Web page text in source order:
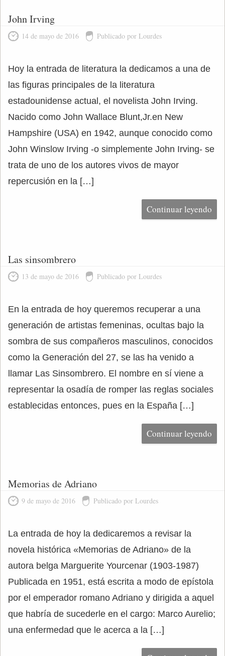
John Irving
14 de mayo de 2016 Publicado por Lourdes
Hoy la entrada de literatura la dedicamos a una de
las figuras principales de la literatura
estadounidense actual, el novelista John Irving.
Nacido como John Wallace Blunt,Jr.en New
Hampshire (USA) en 1942, aunque conocido como
John Winslow Irving -o simplemente John Irving- se
trata de uno de los autores vivos de mayor
repercusión en la […]
Continuar leyendo
Las sinsombrero
13 de mayo de 2016 Publicado por Lourdes
En la entrada de hoy queremos recuperar a una
generación de artistas femeninas, ocultas bajo la
sombra de sus compañeros masculinos, conocidos
como la Generación del 27, se las ha venido a
llamar Las Sinsombrero. El nombre en sí viene a
representar la osadía de romper las reglas sociales
establecidas entonces, pues en la España […]
Continuar leyendo
Memorias de Adriano
9 de mayo de 2016 Publicado por Lourdes
La entrada de hoy la dedicaremos a revisar la
novela histórica «Memorias de Adriano» de la
autora belga Marguerite Yourcenar (1903-1987)
Publicada en 1951, está escrita a modo de epístola
por el emperador romano Adriano y dirigida a aquel
que habría de sucederle en el cargo: Marco Aurelio;
una enfermedad que le acerca a la […]